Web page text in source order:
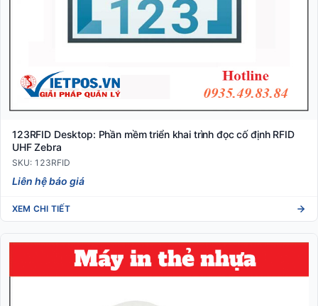
123RFID Desktop: Phần mềm triển khai trình đọc cố định RFID
UHF Zebra
SKU: 123RFID
Liên hệ báo giá
XEM CHI TIẾT